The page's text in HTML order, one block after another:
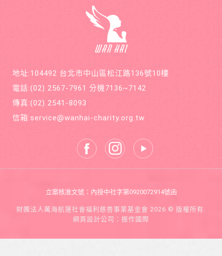
萬海航
運慈善
基金會
在公益
同打造
善循環
的美麗
地址:104492 台北市中山區松江路136號10樓
電話:(02) 2567-7961 分機7136~7142
傳真:(02) 2541-8093
信箱:service@wanhai-charity.org.tw
財團法人萬海航運社會福利慈善事業基金會 2026 © 版權所有.
網頁設計公司 ：振作國際
立案核准文號：內授中社字第0920072914號函